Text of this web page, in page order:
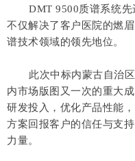
DMT 9500质谱系统先
不仅解决了客户医院的燃
谱技术领域的领先地位。
此次中标内蒙古自治
内市场版图又一次的重大
研发投入，优化产品性能
方案回报客户的信任与支
力量。